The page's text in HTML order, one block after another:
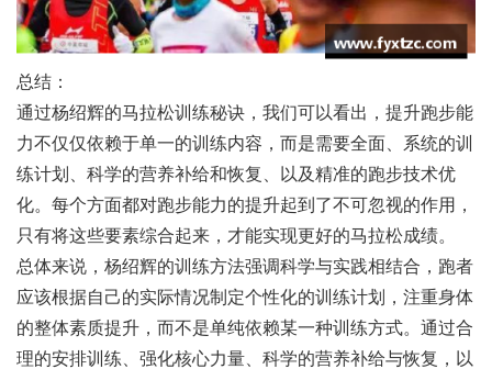
总结：
通过杨绍辉的马拉松训练秘诀，我们可以看出，提升跑步能
力不仅仅依赖于单一的训练内容，而是需要全面、系统的训
练计划、科学的营养补给和恢复、以及精准的跑步技术优
化。每个方面都对跑步能力的提升起到了不可忽视的作用，
只有将这些要素综合起来，才能实现更好的马拉松成绩。
总体来说，杨绍辉的训练方法强调科学与实践相结合，跑者
应该根据自己的实际情况制定个性化的训练计划，注重身体
的整体素质提升，而不是单纯依赖某一种训练方式。通过合
理的安排训练、强化核心力量、科学的营养补给与恢复，以